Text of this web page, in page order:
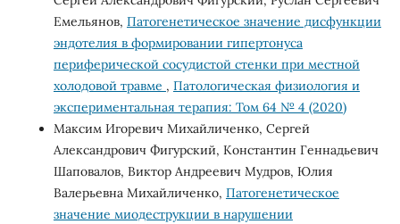
Емельянов, Патогенетическое значение дисфункции
эндотелия в формировании гипертонуса
периферической сосудистой стенки при местной
холодовой травме , Патологическая физиология и
экспериментальная терапия: Том 64 № 4 (2020)
Максим Игоревич Михайличенко, Сергей
Александрович Фигурский, Константин Геннадьевич
Шаповалов, Виктор Андреевич Мудров, Юлия
Валерьевна Михайличенко, Патогенетическое
значение миодеструкции в нарушении